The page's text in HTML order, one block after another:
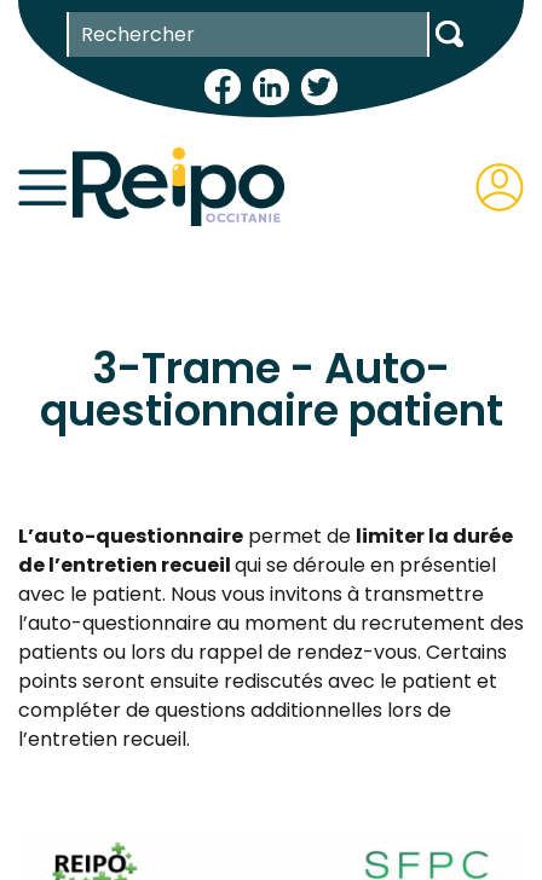
Aller
contenu
Rechercher
ESPACE
3-Trame - Auto-
questionnaire patient
L’auto-questionnaire permet de limiter la durée
de l’entretien recueilqui se déroule en présentiel
avec le patient. Nous vous invitons à transmettre
l’auto-questionnaire au moment du recrutement des
patients ou lors du rappel de rendez-vous. Certains
points seront ensuite rediscutés avec le patient et
compléter de questions additionnelles lors de
l’entretien recueil.
Panneau de gestion des cookies